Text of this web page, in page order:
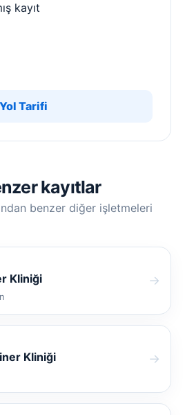
kayıt
Yol Tarifi
kayıtlar
benzer diğer işletmeleri
Kliniği →
Kliniği →